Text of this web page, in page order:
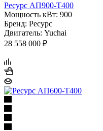
Ресурс АП900-Т400
Мощность кВт: 900
Бренд: Ресурс
Двигатель: Yuchai
28 558 000 ₽